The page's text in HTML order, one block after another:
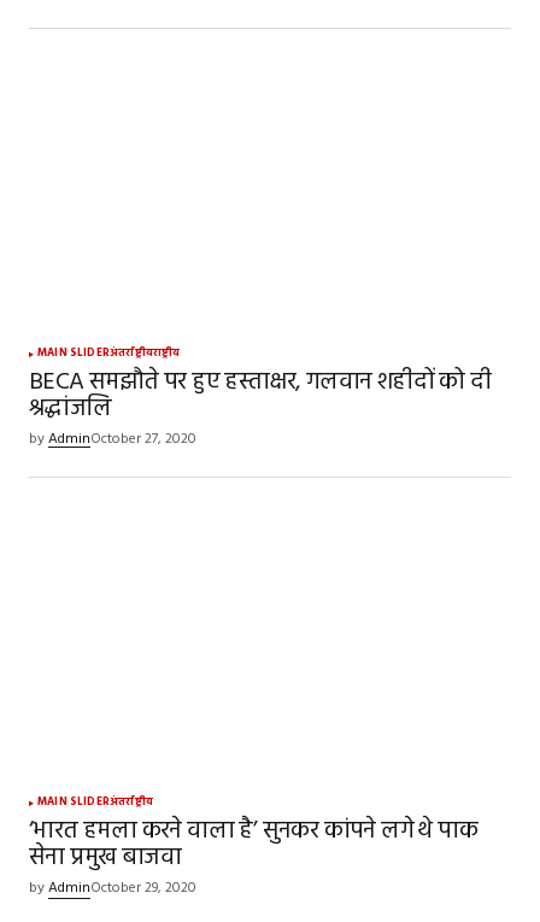
browser for the next time I comment.
MAIN SLIDERअंतर्राष्ट्रीयराष्ट्रीय
BECA समझौते पर हुए हस्ताक्षर, गलवान शहीदों को दी
श्रद्धांजलि
byAdminOctober 27, 2020
MAIN SLIDERअंतर्राष्ट्रीय
‘भारत हमला करने वाला है’ सुनकर कांपने लगे थे पाक
सेना प्रमुख बाजवा
byAdminOctober 29, 2020